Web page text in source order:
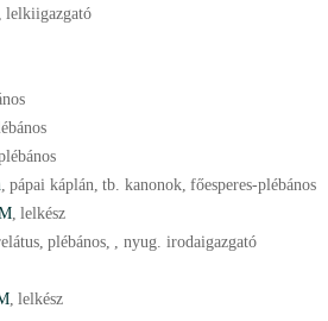
, lelkiigazgató
, pápai káplán, tb. kanonok, főesperes-plébános
, lelkész
, plébános, , nyug. irodaigazgató
, lelkész